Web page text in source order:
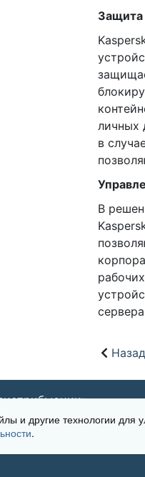
Защита
личных
в
В
и другие технологии
.